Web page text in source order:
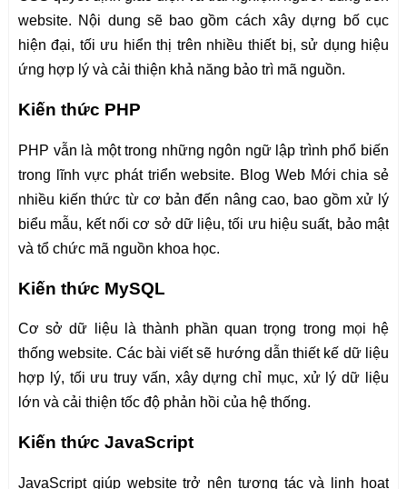
website. Nội dung sẽ bao gồm cách xây dựng bố cục
hiện đại, tối ưu hiển thị trên nhiều thiết bị, sử dụng hiệu
ứng hợp lý và cải thiện khả năng bảo trì mã nguồn.
Kiến thức PHP
PHP vẫn là một trong những ngôn ngữ lập trình phổ biến
trong lĩnh vực phát triển website. Blog Web Mới chia sẻ
nhiều kiến thức từ cơ bản đến nâng cao, bao gồm xử lý
biểu mẫu, kết nối cơ sở dữ liệu, tối ưu hiệu suất, bảo mật
và tổ chức mã nguồn khoa học.
Kiến thức MySQL
Cơ sở dữ liệu là thành phần quan trọng trong mọi hệ
thống website. Các bài viết sẽ hướng dẫn thiết kế dữ liệu
hợp lý, tối ưu truy vấn, xây dựng chỉ mục, xử lý dữ liệu
lớn và cải thiện tốc độ phản hồi của hệ thống.
Kiến thức JavaScript
JavaScript giúp website trở nên tương tác và linh hoạt